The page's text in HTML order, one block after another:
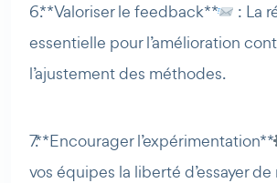
6. **Valoriser le feedback**
: La
essentielle pour l’amélioration
l’ajustement des méthodes.
7. **Encourager l’expérimentation**
vos équipes la liberté d’essayer